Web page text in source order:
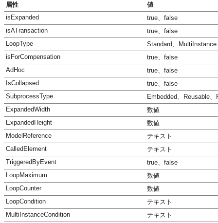
属性
値
isExpanded
true、false
isATransaction
true、false
LoopType
Standard、MultiInstance
isForCompensation
true、false
AdHoc
true、false
IsCollapsed
true、false
SubprocessType
Embedded、Reusable、
ExpandedWidth
数値
ExpandedHeight
数値
ModelReference
テキスト
CalledElement
テキスト
TriggeredByEvent
true、false
LoopMaximum
数値
LoopCounter
数値
LoopCondition
テキスト
MultiInstanceCondition
テキスト